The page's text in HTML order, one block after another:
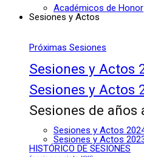
Académicos de Honor
Sesiones y Actos
Próximas Sesiones
Sesiones y Actos
Sesiones y Actos
Sesiones de años
Sesiones y Actos
Sesiones y Actos
HISTÓRICO DE SESIONES